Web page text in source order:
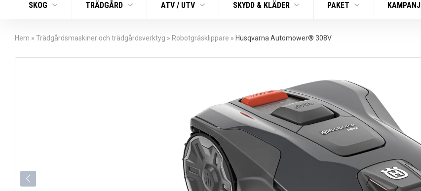
SKOG TRÄDGÅRD ATV / UTV SKYDD & KLÄDER PAKET KAMPANJ
Hem » Trädgårdsmaskiner och trädgårdsverktyg » Robotgräsklippare » Husqvarna Automower® 308V